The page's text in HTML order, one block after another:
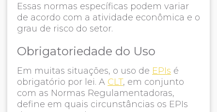
Essas normas específicas podem variar
de acordo com a atividade econômica e o
grau de risco do setor.
Obrigatoriedade do Uso
Em muitas situações, o uso de EPIs é
obrigatório por lei. A CLT, em conjunto
com as Normas Regulamentadoras,
define em quais circunstâncias os EPIs